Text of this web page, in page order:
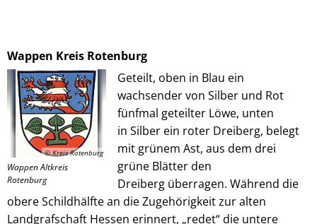
Wappen Kreis Rotenburg
© Kreis Rotenburg
Wappen Altkreis
Rotenburg
Geteilt, oben in Blau ein
wachsender von Silber und Rot
fünfmal geteilter Löwe, unten
in Silber ein roter Dreiberg, belegt
mit grünem Ast, aus dem drei
grüne Blätter den
Dreiberg überragen. Während die
obere Schildhälfte an die Zugehörigkeit zur alten
Landgrafschaft Hessen erinnert, „redet“ die untere